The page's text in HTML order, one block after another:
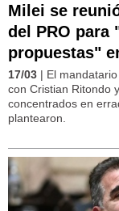
Milei se
del PRO para
propuestas"
17/03 | El
con Cristian Ritondo
concentrados en
plantearon.